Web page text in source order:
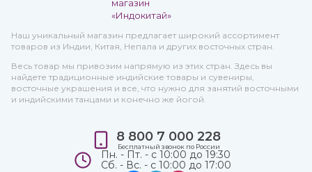
Наш уникальный магазин предлагает широкий ассортимент
товаров из Индии, Китая, Непала и других восточных стран.
Весь товар мы привозим напрямую из этих стран. Здесь вы
найдете традиционные индийские товары и сувениры,
восточные украшения и все, что нужно для занятий восточными
и индийскими танцами и конечно же йогой.
8 800 7 000 228
Бесплатный звонок по России
Пн. - Пт. - с 10:00 до 19:30
Сб. - Вс. - с 10:00 до 17:00